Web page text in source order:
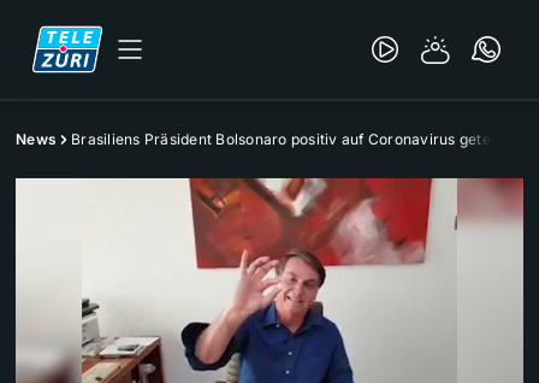
News Brasiliens Präsident Bolsonaro positiv auf Coronavirus getestet